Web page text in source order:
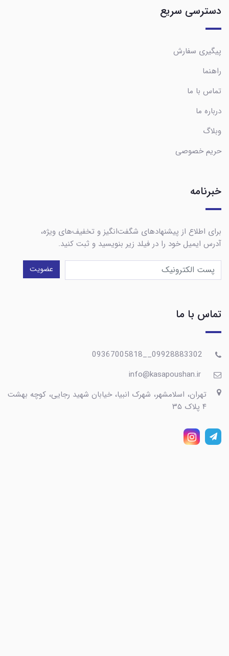
دسترسی سریع
پیگیری سفارش
راهنما
تماس با ما
درباره ما
وبلاگ
حریم خصوصی
خبرنامه
برای اطلاع از پیشنهادهای شگفت‌انگیز و تخفیف‌های ویژه،
آدرس ایمیل خود را در فیلد زیر بنویسید و ثبت کنید.
عضویت
تماس با ما
تهران، اسلامشهر، شهرک انبیا، خیابان شهید رجایی، کوچه بهشت
۴ پلاک ۳۵